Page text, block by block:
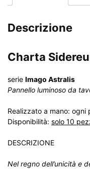
Descrizione
Charta
serie Imago Astralis
Pannello luminoso da
Realizzato a mano: ogni
Disponibilità: solo 10
DESCRIZIONE
Nel regno dell’unicità e